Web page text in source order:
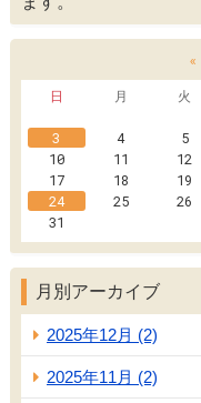
«
日
月 火
3
4 5
10
11 12
17
18 19
24
25 26
31
月別アーカイブ
2025年12月 (2)
2025年11月 (2)